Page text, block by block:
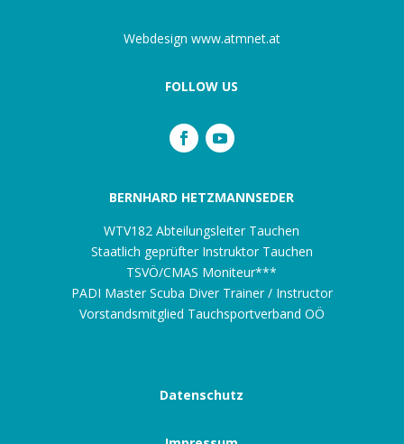
Webdesign www.atmnet.at
FOLLOW US
BERNHARD HETZMANNSEDER
WTV182 Abteilungsleiter Tauchen
Staatlich geprüfter Instruktor Tauchen
TSVÖ/CMAS Moniteur***
PADI Master Scuba Diver Trainer / Instructor
Vorstandsmitglied Tauchsportverband OÖ
Datenschutz